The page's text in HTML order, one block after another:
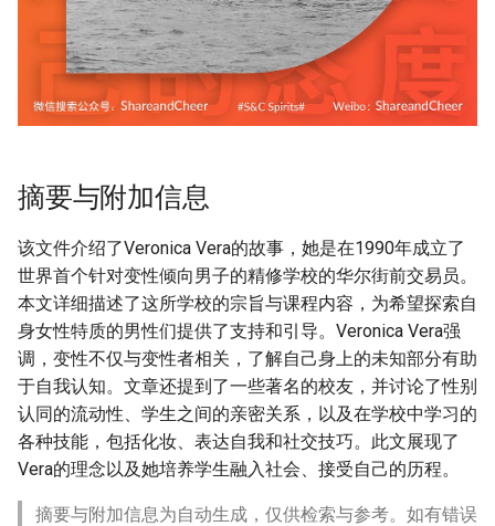
摘要与附加信息
该文件介绍了Veronica Vera的故事，她是在1990年成立了
世界首个针对变性倾向男子的精修学校的华尔街前交易员。
本文详细描述了这所学校的宗旨与课程内容，为希望探索自
身女性特质的男性们提供了支持和引导。Veronica Vera强
调，变性不仅与变性者相关，了解自己身上的未知部分有助
于自我认知。文章还提到了一些著名的校友，并讨论了性别
认同的流动性、学生之间的亲密关系，以及在学校中学习的
各种技能，包括化妆、表达自我和社交技巧。此文展现了
Vera的理念以及她培养学生融入社会、接受自己的历程。
摘要与附加信息为自动生成，仅供检索与参考。如有错误